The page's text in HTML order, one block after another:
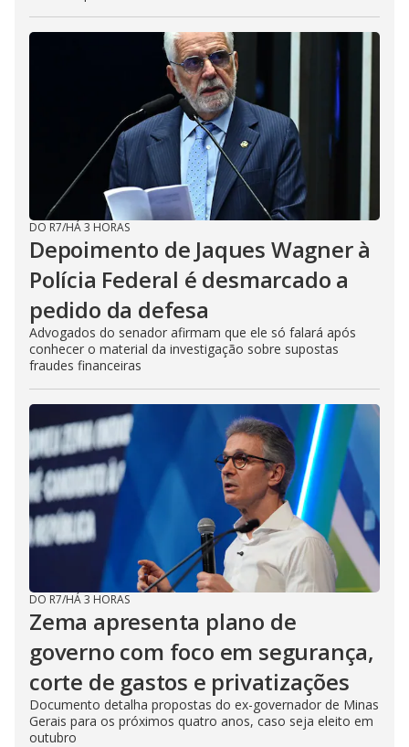
DO R7/HÁ 3 HORAS
Depoimento de Jaques Wagner à
Polícia Federal é desmarcado a
pedido da defesa
Advogados do senador afirmam que ele só falará após
conhecer o material da investigação sobre supostas
fraudes financeiras
DO R7/HÁ 3 HORAS
Zema apresenta plano de
governo com foco em segurança,
corte de gastos e privatizações
Documento detalha propostas do ex-governador de Minas
Gerais para os próximos quatro anos, caso seja eleito em
outubro